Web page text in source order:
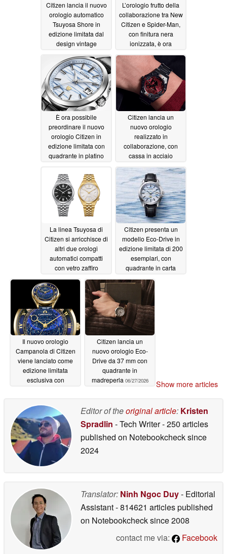
Citizen lancia il nuovo
orologio automatico
Tsuyosa Shore in
edizione limitata dal
design vintage
07/23/2026
L’orologio frutto della
collaborazione tra New
Citizen e Spider-Man,
con finitura nera
ionizzata, è ora
l’acquisto negli Stati
07/23/2026
È ora possibile
preordinare il nuovo
orologio Citizen in
edizione limitata con
quadrante in platino
07/19/2026
Citizen lancia un
nuovo orologio
realizzato in
collaborazione, con
cassa in acciaio
vetro zaffiro07/18/2026
La linea Tsuyosa di
Citizen si arricchisce di
altri due orologi
automatici compatti
con vetro zaffiro
07/09/2026
Citizen presenta un
modello Eco-Drive in
edizione limitata di 200
esemplari, con
quadrante in carta
nebbia mattutina
07/03/2026
Il nuovo orologio
Campanola di Citizen
viene lanciato come
edizione limitata
esclusiva con
Citizen lancia un
nuovo orologio Eco-
Drive da 37 mm con
quadrante in
madreperla 06/27/2026 Show more articles
Editor of theoriginal article: Kristen
Spradlin - Tech Writer- 250 articles
published on Notebookchecksince
2024
Translator: Ninh Ngoc Duy- Editorial
Assistant- 814621 articles published
on Notebookchecksince 2008
contact me via:
Facebook